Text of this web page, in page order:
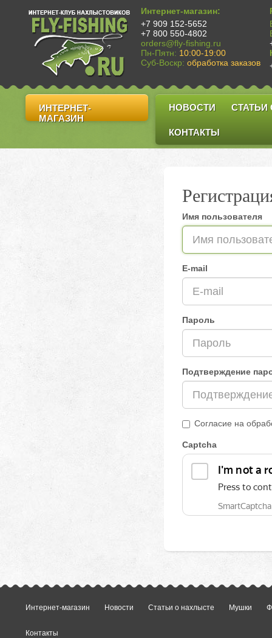
Интернет-магазин:
+7 909 152-5652
+7 800 550-4802
orders@fly-fishing.ru
Пн-Пятн: 10:00-19:00
Суб-Воскр: обработка заказов
ИНТЕРНЕТ-
МАГАЗИН
НОВОСТИ СТАТЬИ
КОНТАКТЫ
Имя пользователя
E-mail
Пароль
Подтверждение
Согласие на
Captcha
Интернет-магазин Новости Статьи о нахлысте Мушки
Контакты